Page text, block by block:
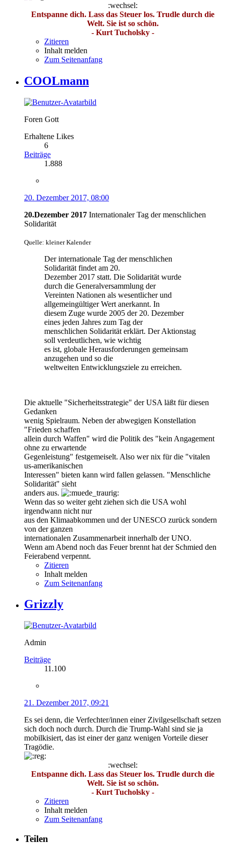
:wechsel:
Entspanne dich. Lass das Steuer los. Trudle durch die
Welt. Sie ist so schön.
- Kurt Tucholsky -
Zitieren
Inhalt melden
Zum Seitenanfang
COOLmann
Foren Gott
Erhaltene Likes
6
Beiträge
1.888
20. Dezember 2017, 08:00
20.Dezember 2017 Internationaler Tag der menschlichen
Solidarität
Quelle: kleiner Kalender
Der internationale Tag der menschlichen
Solidarität findet am 20.
Dezember 2017 statt. Die Solidarität wurde
durch die Generalversammlung der
Vereinten Nationen als wesentlicher und
allgemeingültiger Wert anerkannt. In
diesem Zuge wurde 2005 der 20. Dezember
eines jeden Jahres zum Tag der
menschlichen Solidarität erklärt. Der Aktionstag
soll verdeutlichen, wie wichtig
es ist, globale Herausforderungen gemeinsam
anzugehen und so die
weltweiten Entwicklungsziele zu erreichen.
Die aktuelle "Sicherheitsstrategie" der USA läßt für diesen
Gedanken
wenig Spielraum. Neben der abwegigen Konstellation
"Frieden schaffen
allein durch Waffen" wird die Politik des "kein Angagement
ohne zu erwartende
Gegenleistung" festgemeiselt. Also wer nix für die "vitalen
us-amerikanischen
Interessen" bieten kann wird fallen gelassen. "Menschliche
Solidarität" sieht
anders aus.
Wenn das so weiter geht ziehen sich die USA wohl
irgendwann nicht nur
aus den Klimaabkommen und der UNESCO zurück sondern
von der ganzen
internationalen Zusammenarbeit innerhalb der UNO.
Wenn am Abend noch das Feuer brennt hat der Schmied den
Feierabend verpennt.
Zitieren
Inhalt melden
Zum Seitenanfang
Grizzly
Admin
Beiträge
11.100
21. Dezember 2017, 09:21
Es sei denn, die Verfechter/innen einer Zivilgesellschaft setzen
sich doch noch durch. Durch die Trump-Wahl sind sie ja
mobilkisiert, das ist einer der ganz wenigen Vorteile dieser
Tragödie.
:wechsel:
Entspanne dich. Lass das Steuer los. Trudle durch die
Welt. Sie ist so schön.
- Kurt Tucholsky -
Zitieren
Inhalt melden
Zum Seitenanfang
Teilen